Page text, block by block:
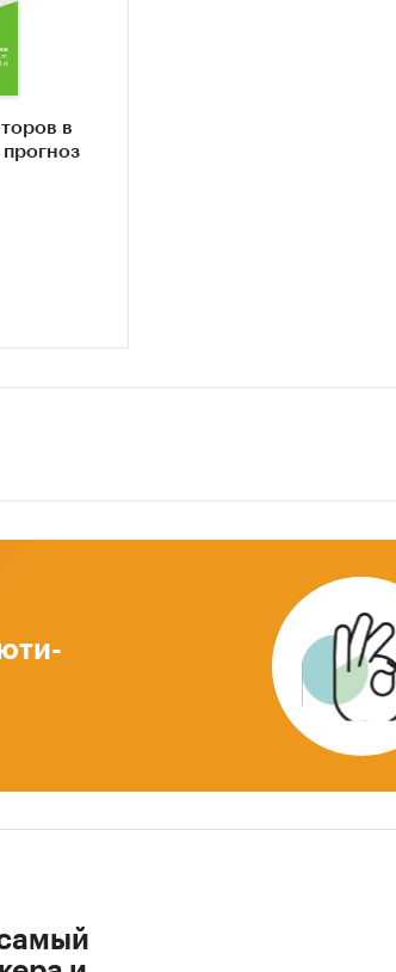
одноковшовые
информация о динамике
в натуральном и денежном
стран, а также динамика
2022 года могут быть недоступны
союза: Белоруссии, Армении,
декабрь 2024 года
Для компаний участвующих или
в
прогноз